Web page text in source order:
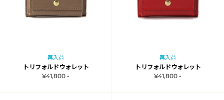
再入荷
トリフォルドウォレット
¥41,800 -
再入荷
トリフォルドウォレット
¥41,800 -